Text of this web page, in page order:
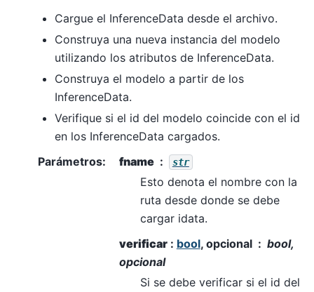
Cargue el InferenceData desde el archivo.
Construya una nueva instancia del modelo
utilizando los atributos de InferenceData.
Construya el modelo a partir de los
InferenceData.
Verifique si el id del modelo coincide con el id
en los InferenceData cargados.
Parámetros: fname str
Esto denota el nombre con la
ruta desde donde se debe
cargar idata.
verificar: bool, opcional
bool,
opcional
Si se debe verificar si el id del